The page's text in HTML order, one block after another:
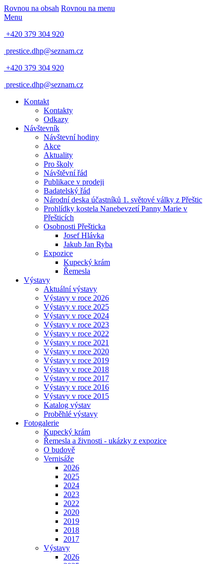
Rovnou na obsah Rovnou na menu
Menu
+420 379 304 920
prestice.dhp@seznam.cz
+420 379 304 920
prestice.dhp@seznam.cz
Kontakt
Kontakty
Odkazy
Návštevník
Návštevní hodiny
Akce
Aktuality
Pro školy
Návštěvní řád
Publikace v prodeji
Badatelský řád
Národní deska účastníků 1. světové války z Přeštic
Prohlídky kostela Nanebevzetí Panny Marie v
Přešticích
Osobnosti Přešticka
Josef Hlávka
Jakub Jan Ryba
Expozice
Kupecký krám
Řemesla
Výstavy
Aktuální výstavy
Výstavy v roce 2026
Výstavy v roce 2025
Výstavy v roce 2024
Výstavy v roce 2023
Výstavy v roce 2022
Výstavy v roce 2021
Výstavy v roce 2020
Výstavy v roce 2019
Výstavy v roce 2018
Výstavy v roce 2017
Výstavy v roce 2016
Výstavy v roce 2015
Katalog výstav
Proběhlé výstavy
Fotogalerie
Kupecký krám
Řemesla a živnosti - ukázky z expozice
O budově
Vernisáže
2026
2025
2024
2023
2022
2020
2019
2018
2017
Výstavy
2026